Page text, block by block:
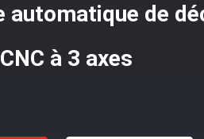
automatique de
à 3 axes